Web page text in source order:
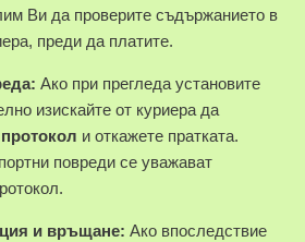
Ви да проверите съдържанието в
преди да платите.
Ако при прегледа установите
изискайте от куриера да
протокол и откажете пратката.
повреди се уважават
и връщане: Ако впоследствие